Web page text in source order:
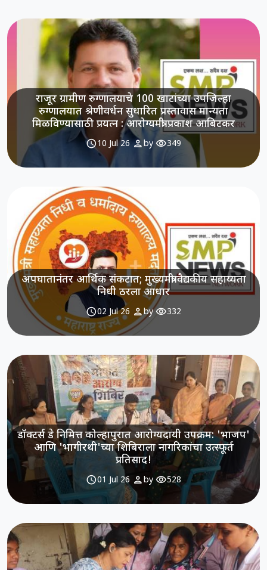
राजूर ग्रामीण रुग्णालयाचे 100 खाटांच्या उपजिल्हा
रुग्णालयात श्रेणीवर्धन सुधारित प्रस्तावास मान्यता
मिळविण्यासाठी प्रयत्न : आरोग्यमंत्री प्रकाश आबिटकर
schedule10 Jul 26 personby visibility349
अपघातानंतर आर्थिक संकटात; मुख्यमंत्री वैद्यकीय सहाय्यता
निधी ठरला आधार
schedule02 Jul 26 personby visibility332
डॉक्टर्स डे निमित्त कोल्हापुरात आरोग्यदायी उपक्रम: 'भाजप'
आणि 'भागीरथी'च्या शिबिराला नागरिकांचा उत्स्फूर्त
प्रतिसाद!
schedule01 Jul 26 personby visibility528